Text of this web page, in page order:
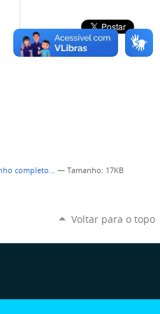
completo… — Tamanho: 17KB
Voltar para o topo